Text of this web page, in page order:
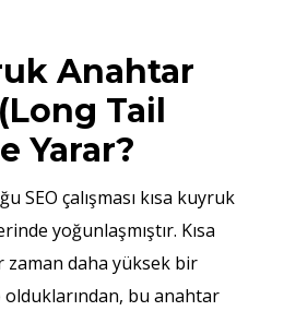
Anahtar
Tail
Yarar?
SEO çalışması kısa kuyruk
yoğunlaşmıştır. Kısa
daha yüksek bir
bu anahtar